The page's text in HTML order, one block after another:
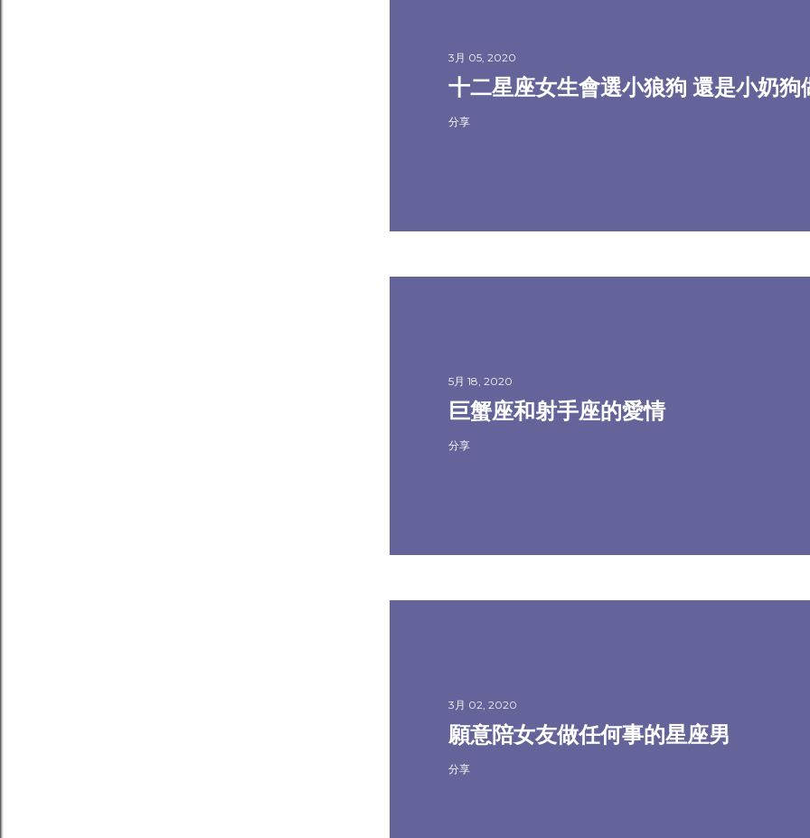
3月 05, 2020
十二星座女生會選小狼狗 還是小奶狗
分享
5月 18, 2020
巨蟹座和射手座的愛情
分享
3月 02, 2020
願意陪女友做任何事的星座男
分享